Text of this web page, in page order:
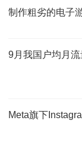
制作粗劣的电子
9月我国户均月
Meta旗下